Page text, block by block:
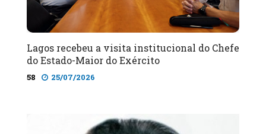
Lagos recebeu a visita institucional do Chefe
do Estado-Maior do Exército
58 25/07/2026